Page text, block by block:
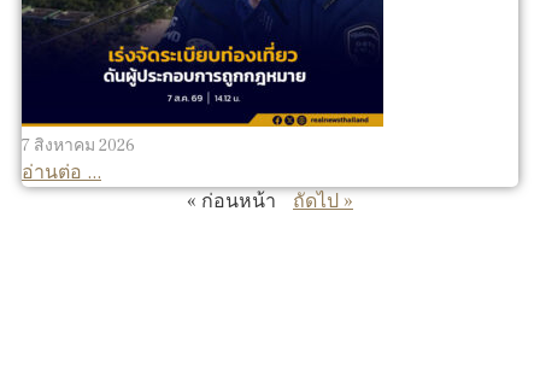
7 สิงหาคม 2026
อ่านต่อ ...
« ก่อนหน้า
ถัดไป »